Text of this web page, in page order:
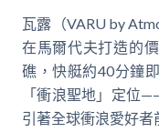
瓦露（VARU by
在馬爾代夫打造的
礁，快艇約40分鐘
「衝浪聖地」定位
引著全球衝浪愛好